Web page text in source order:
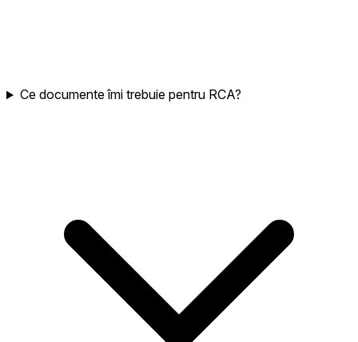
Ce documente îmi trebuie pentru RCA?